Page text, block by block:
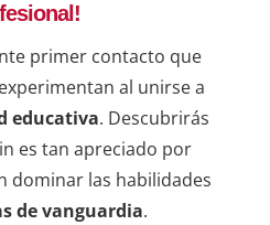
primer contacto que
al unirse a
educativa. Descubrirás
es tan apreciado por
dominar las habilidades
de vanguardia.